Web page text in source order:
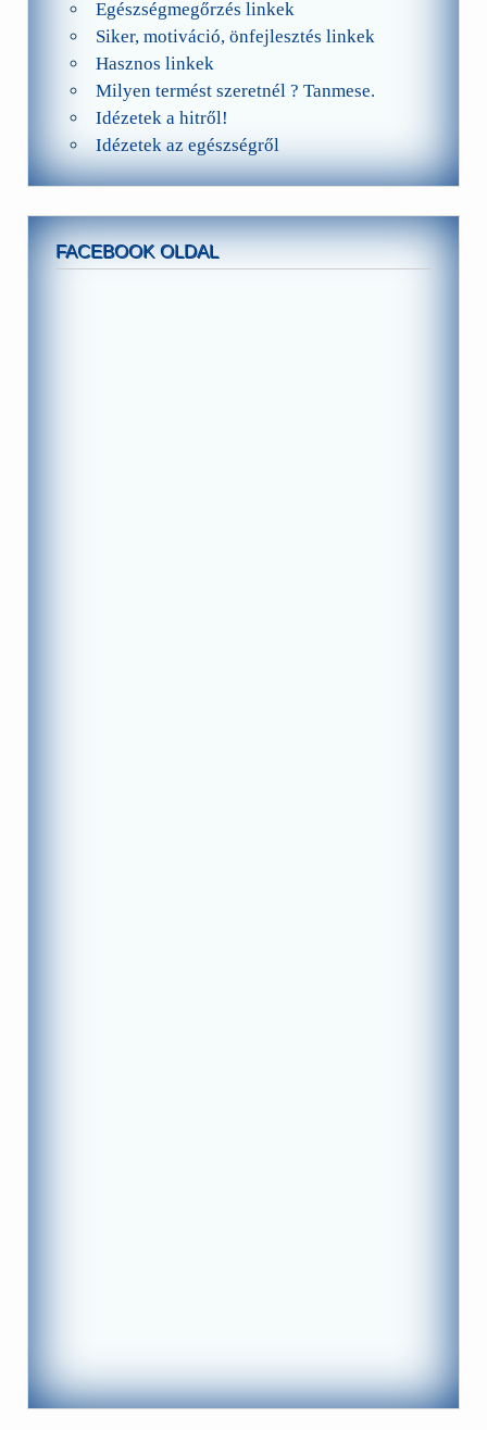
Egészségmegőrzés linkek
Siker, motiváció, önfejlesztés linkek
Hasznos linkek
Milyen termést szeretnél ? Tanmese.
Idézetek a hitről!
Idézetek az egészségről
FACEBOOK OLDAL